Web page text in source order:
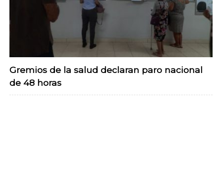
Gremios de la salud declaran paro nacional
de 48 horas